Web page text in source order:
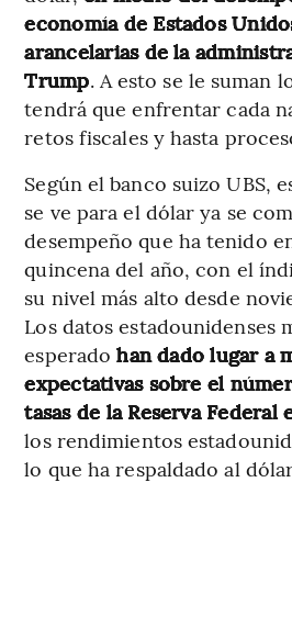
economía de Estados
arancelarias de la
Trump. A esto se le suman
tendrá que enfrentar cada
retos fiscales y hasta
Según el banco suizo UBS,
se ve para el dólar ya se
desempeño que ha tenido
quincena del año, con el
su nivel más alto desde
Los datos estadounidenses
esperadohan dado lugar a
expectativas sobre el
tasas de la Reserva Federal
los rendimientos
lo que ha respaldado al